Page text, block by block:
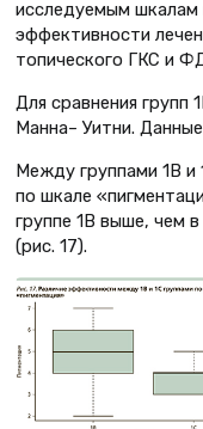
исследуемым шкалам
эффективности
топического ГКС и
Для сравнения групп
Манна– Уитни.
Между группами 1В и
по шкале
группе 1В выше, чем
(рис. 17).